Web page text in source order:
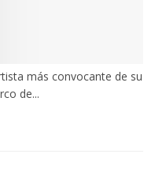
más convocante de su
de...